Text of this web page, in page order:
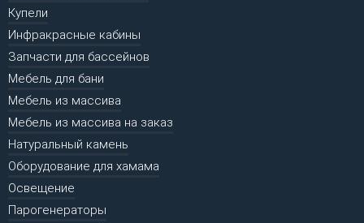
Купели
Инфракрасные кабины
Запчасти для бассейнов
Мебель для бани
Мебель из массива
Мебель из массива на заказ
Натуральный камень
Оборудование для хамама
Освещение
Парогенераторы